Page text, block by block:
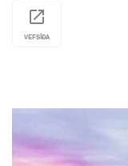
kynningu um
handverks
VEFSÍÐA